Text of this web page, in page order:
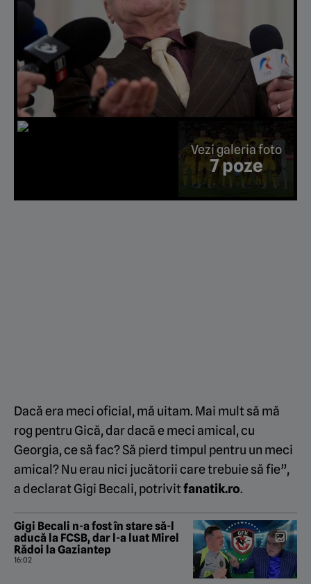
Vezi galeria foto
7 poze
Dacă era meci oficial, mă uitam. Mai mult să mă
rog pentru Gică, dar dacă e meci amical, cu
Georgia, ce să fac? Să pierd timpul pentru un meci
amical? Nu erau nici jucătorii care trebuie să fie”,
a declarat Gigi Becali, potrivitfanatik.ro.
Gigi Becali n-a fost în stare să-l
aducă la FCSB, dar l-a luat Mirel
Rădoi la Gaziantep
16:02